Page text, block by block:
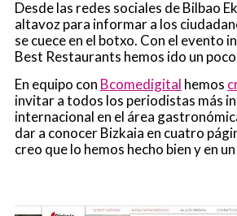
Desde las redes sociales de Bilbao
altavoz para informar a los
se cuece en el botxo. Con el evento
Best Restaurants hemos ido un
En equipo con Bcomedigital hemos
invitar a todos los periodistas más
internacional en el área
dar a conocer Bizkaia en cuatro
creo que lo hemos hecho bien y en